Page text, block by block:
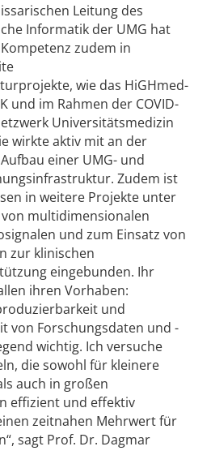
Leitung des
Informatik der UMG hat
zudem in
wie das HiGHmed-
und im Rahmen der COVID-
Universitätsmedizin
wirkte aktiv mit an der
einer UMG- und
Zudem ist
in weitere Projekte unter
multidimensionalen
und zum Einsatz von
zur klinischen
eingebunden. Ihr
ihren Vorhaben:
und
von Forschungsdaten und -
wichtig. Ich versuche
die sowohl für kleinere
auch in großen
effizient und effektiv
zeitnahen Mehrwert für
sagt Prof. Dr. Dagmar